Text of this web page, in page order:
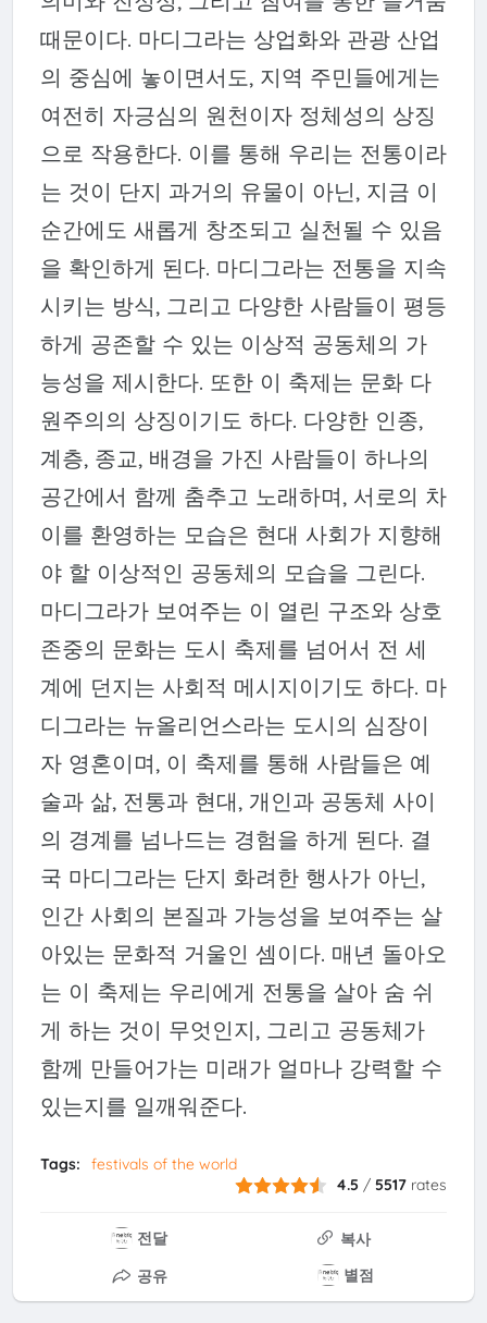
때문이다. 마디그라는 상업화와 관광 산업
의 중심에 놓이면서도, 지역 주민들에게는
여전히 자긍심의 원천이자 정체성의 상징
으로 작용한다. 이를 통해 우리는 전통이라
는 것이 단지 과거의 유물이 아닌, 지금 이
순간에도 새롭게 창조되고 실천될 수 있음
을 확인하게 된다. 마디그라는 전통을 지속
시키는 방식, 그리고 다양한 사람들이 평등
하게 공존할 수 있는 이상적 공동체의 가
능성을 제시한다. 또한 이 축제는 문화 다
원주의의 상징이기도 하다. 다양한 인종,
계층, 종교, 배경을 가진 사람들이 하나의
공간에서 함께 춤추고 노래하며, 서로의 차
이를 환영하는 모습은 현대 사회가 지향해
야 할 이상적인 공동체의 모습을 그린다.
마디그라가 보여주는 이 열린 구조와 상호
존중의 문화는 도시 축제를 넘어서 전 세
계에 던지는 사회적 메시지이기도 하다. 마
디그라는 뉴올리언스라는 도시의 심장이
자 영혼이며, 이 축제를 통해 사람들은 예
술과 삶, 전통과 현대, 개인과 공동체 사이
의 경계를 넘나드는 경험을 하게 된다. 결
국 마디그라는 단지 화려한 행사가 아닌,
인간 사회의 본질과 가능성을 보여주는 살
아있는 문화적 거울인 셈이다. 매년 돌아오
는 이 축제는 우리에게 전통을 살아 숨 쉬
게 하는 것이 무엇인지, 그리고 공동체가
함께 만들어가는 미래가 얼마나 강력할 수
있는지를 일깨워준다.
Tags:
festivals of the world
4.5 /5517 rates
전달
복사
공유
별점